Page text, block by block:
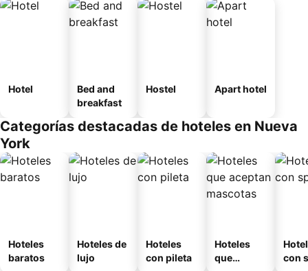
Hotel
Bed and
breakfast
Hostel Apart hotel
Categorías destacadas de hoteles en Nueva
York
Hoteles
baratos
Hoteles de
lujo
Hoteles
con pileta
Hoteles
que
con